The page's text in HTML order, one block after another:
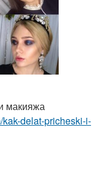
макияжа
delat-pricheski-i-